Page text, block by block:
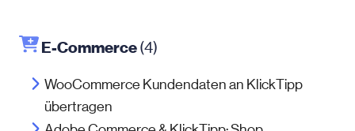
E-Commerce(4)
WooCommerce Kundendaten an KlickTipp
übertragen